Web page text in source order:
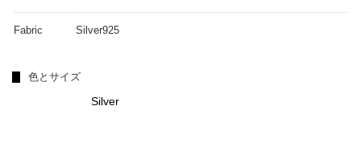
Fabric Silver925
色とサイズ
Silver